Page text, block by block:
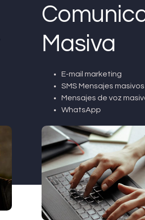
Masiva
E-mail marketing
SMS Mensajes masivos
Mensajes de voz
WhatsApp